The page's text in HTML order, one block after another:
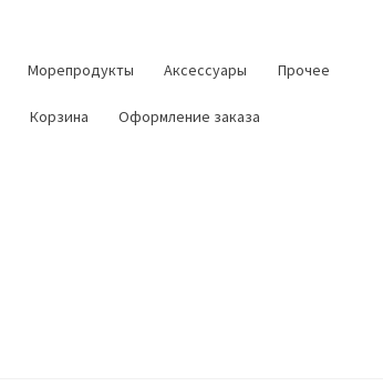
Морепродукты Аксессуары Прочее
Корзина Оформление заказа